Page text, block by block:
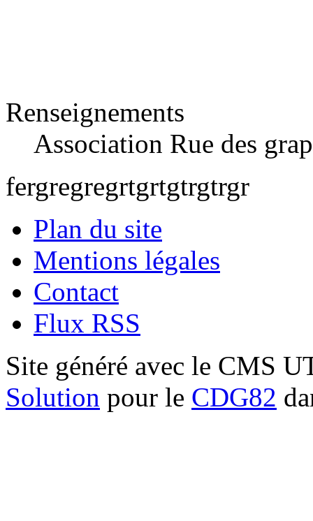
Renseignements
Association Rue des
fergregregrtgrtgtrgtrgr
Plan du site
Mentions légales
Contact
Flux RSS
Site généré avec le CMS
Solution pour le CDG82